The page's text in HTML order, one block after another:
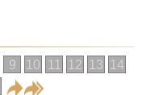
9 10 11 12 13
14